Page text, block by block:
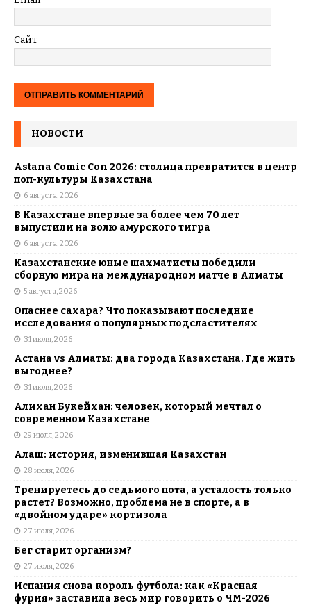
Сайт
НОВОСТИ
Astana Comic Con 2026: столица превратится в центр
поп-культуры Казахстана
6 августа, 2026
В Казахстане впервые за более чем 70 лет
выпустили на волю амурского тигра
6 августа, 2026
Казахстанские юные шахматисты победили
сборную мира на международном матче в Алматы
5 августа, 2026
Опаснее сахара? Что показывают последние
исследования о популярных подсластителях
31 июля, 2026
Астана vs Алматы: два города Казахстана. Где жить
выгоднее?
31 июля, 2026
Алихан Букейхан: человек, который мечтал о
современном Казахстане
29 июля, 2026
Алаш: история, изменившая Казахстан
28 июля, 2026
Тренируетесь до седьмого пота, а усталость только
растет? Возможно, проблема не в спорте, а в
«двойном ударе» кортизола
27 июля, 2026
Бег старит организм?
27 июля, 2026
Испания снова король футбола: как «Красная
фурия» заставила весь мир говорить о ЧМ-2026